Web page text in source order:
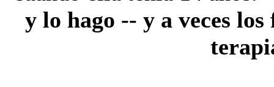
y lo hago -- y a veces